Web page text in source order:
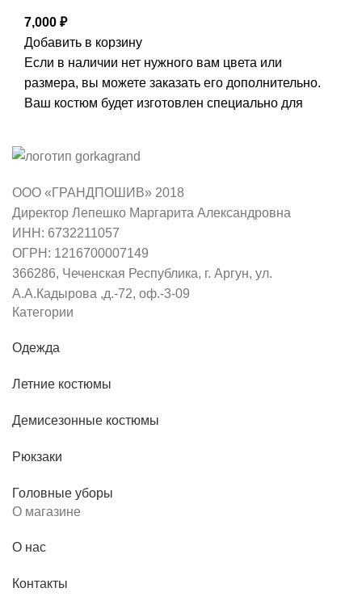
7,000 ₽
Добавить в корзину
Если в наличии нет нужного вам цвета или
размера, вы можете заказать его дополнительно.
Ваш костюм будет изготовлен специально для
ООО «ГРАНДПОШИВ» 2018
Директор Лепешко Маргарита Александровна
ИНН: 6732211057
ОГРН: 1216700007149
366286, Чеченская Республика, г. Аргун, ул.
А.А.Кадырова ,д.-72, оф.-3-09
Категории
Одежда
Летние костюмы
Демисезонные костюмы
Рюкзаки
Головные уборы
О магазине
О нас
Контакты